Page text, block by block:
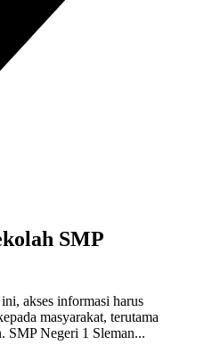
SMP
akses informasi harus
masyarakat, terutama
SMP Negeri 1 Sleman...